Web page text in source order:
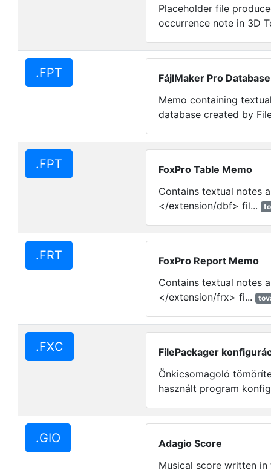
Placeholder file
occurrence note in 3D
.FPT
FájlMaker Pro
Memo containing
database created by
.FPT
FoxPro Table Memo
Contains textual notes
</extension/dbf> fil...
.FRT
FoxPro Report Memo
Contains textual notes
</extension/frx> fi...
.FXC
FilePackager
Önkicsomagoló
használt program
.GIO
Adagio Score
Musical score written